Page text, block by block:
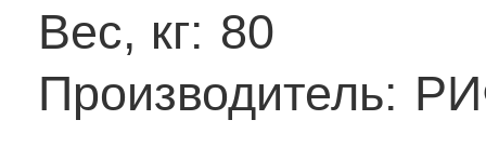
Вес, кг: 80
Производитель: